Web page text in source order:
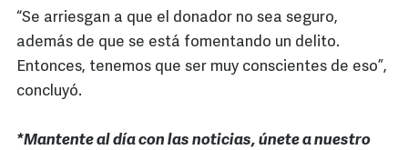
“Se arriesgan a que el donador no sea seguro,
además de que se está fomentando un delito.
Entonces, tenemos que ser muy conscientes de eso”,
concluyó.
*Mantente al día con las noticias, únete a nuestro